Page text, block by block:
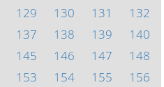
129 130 131
132
137 138 139
140
145 146 147
148
153 154 155
156